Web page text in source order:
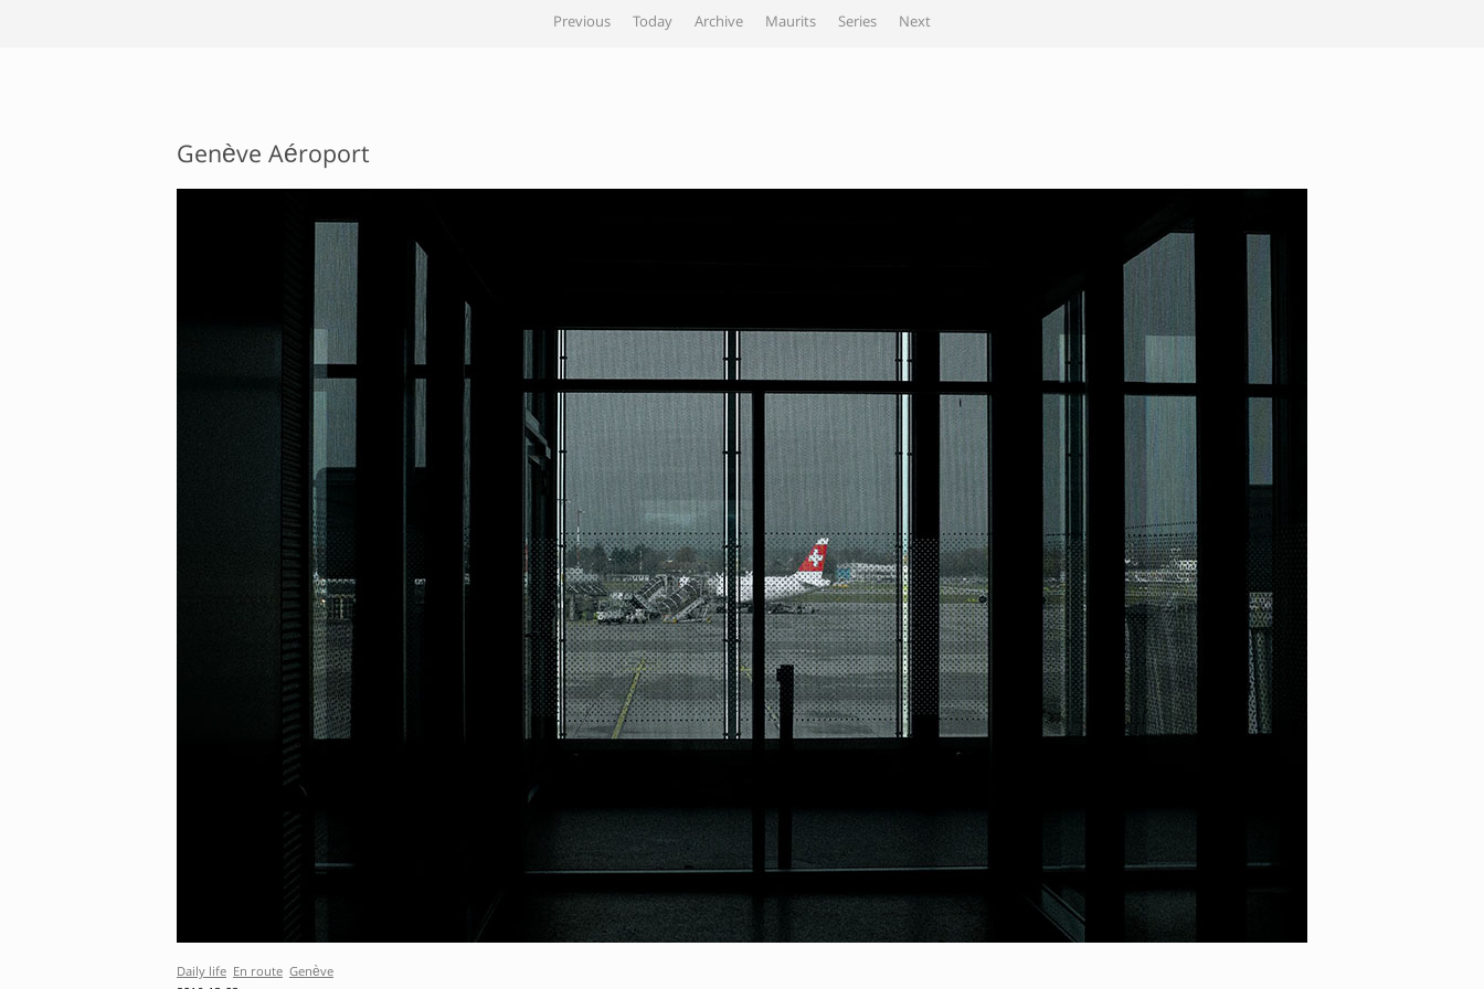
Previous Today Archive Maurits Series Next
Genève Aéroport
Daily life En route Genève